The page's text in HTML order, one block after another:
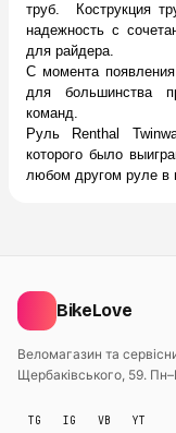
труб. Кострукция
надежность с
для райдера.
С момента
для большинства
команд.
Руль Renthal
которого было
любом другом руле в
BikeLove
Веломагазин та
Щербаківського, 59.
TG IG VB YT